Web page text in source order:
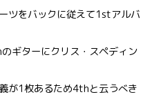
ツをバックに従えて1stアルバ
ギターにクリス・スペディン
が1枚あるため4thと云うべき